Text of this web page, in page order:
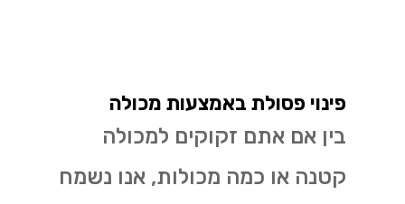
פינוי פסולת באמצעות מכולה
בין אם אתם זקוקים למכולה
קטנה או כמה מכולות, אנו נשמח